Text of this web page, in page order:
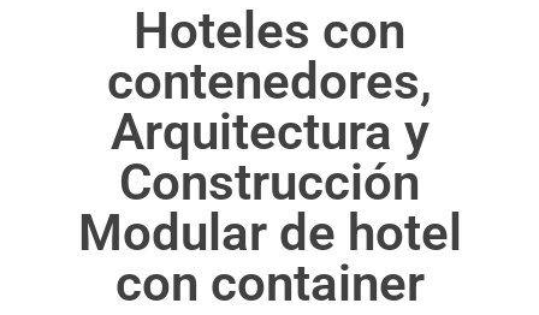
Hoteles con
contenedores,
Arquitectura y
Construcción
Modular de hotel
con container